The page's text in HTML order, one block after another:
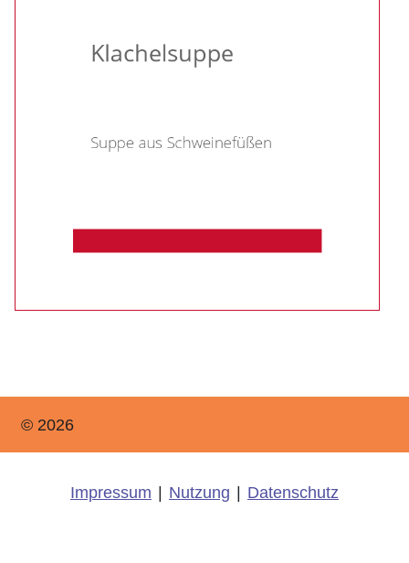
© 2026
Impressum Nutzung Datenschutz